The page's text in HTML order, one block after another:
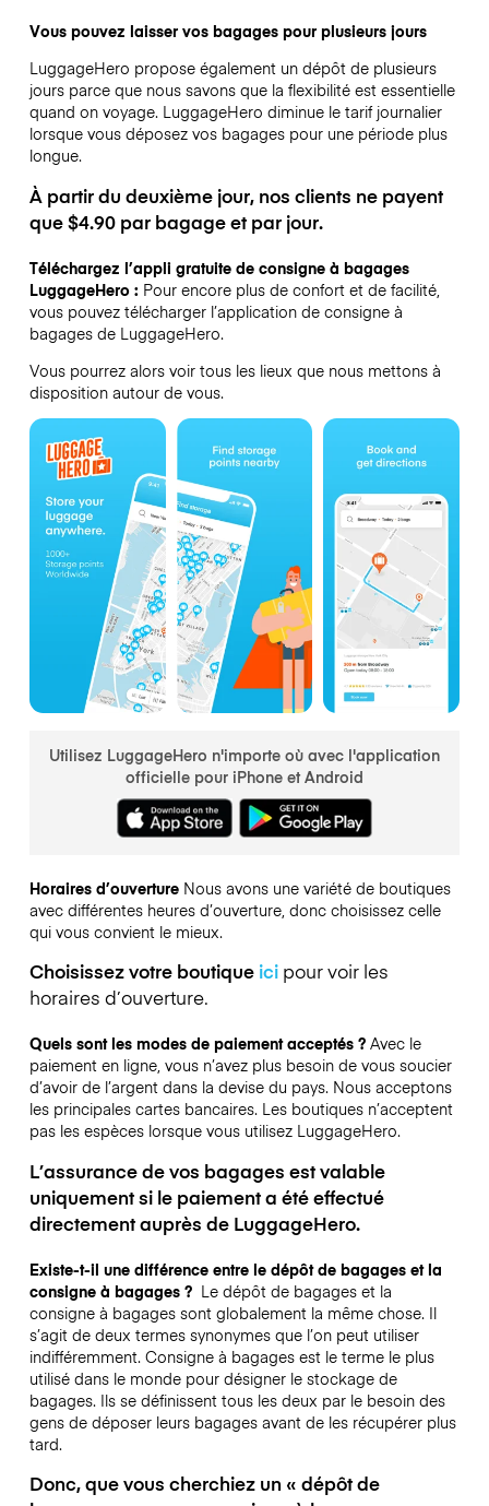
Vous pouvez laisser vos bagages pour plusieurs jours
LuggageHero propose également un dépôt de plusieurs
jours parce que nous savons que la flexibilité est essentielle
quand on voyage. LuggageHero diminue le tarif journalier
lorsque vous déposez vos bagages pour une période plus
longue.
À partir du deuxième jour, nos clients ne payent
que $4.90 par bagage et par jour.
Téléchargez l’appli gratuite de consigne à bagages
LuggageHero :Pour encore plus de confort et de facilité,
vous pouvez télécharger l’application de consigne à
bagages de LuggageHero.
Vous pourrez alors voir tous les lieux que nous mettons à
disposition autour de vous.
Utilisez LuggageHero n'importe où avec l'application
officielle pour iPhone et Android
Horaires d’ouverture Nous avons une variété de boutiques
avec différentes heures d’ouverture, donc choisissez celle
qui vous convient le mieux.
Choisissez votre boutique icipour voir les
horaires d’ouverture.
Quels sont les modes de paiement acceptés ? Avec le
paiement en ligne, vous n’avez plus besoin de vous soucier
d’avoir de l’argent dans la devise du pays. Nous acceptons
les principales cartes bancaires. Les boutiques n’acceptent
pas les espèces lorsque vous utilisez LuggageHero.
L’assurance de vos bagages est valable
uniquement si le paiement a été effectué
directement auprès de LuggageHero.
Existe-t-il une différence entre le dépôt de bagages et la
consigne à bagages ? Le dépôt de bagages et la
consigne à bagages sont globalement la même chose. Il
s’agit de deux termes synonymes que l’on peut utiliser
indifféremment. Consigne à bagages est le terme le plus
utilisé dans le monde pour désigner le stockage de
bagages. Ils se définissent tous les deux par le besoin des
gens de déposer leurs bagages avant de les récupérer plus
tard.
Donc, que vous cherchiez un « dépôt de